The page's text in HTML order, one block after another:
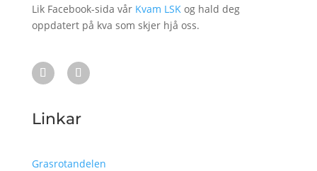
Lik Facebook-sida vår Kvam LSKog hald deg
oppdatert på kva som skjer hjå oss.
Linkar
Grasrotandelen